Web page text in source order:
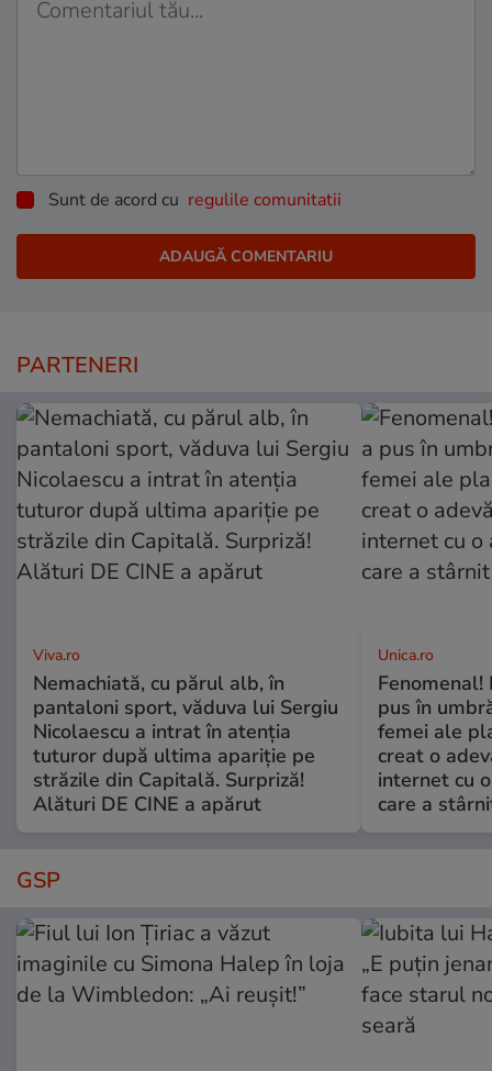
Sunt de acord cu regulile comunitatii
PARTENERI
Viva.ro
Nemachiată, cu părul alb, în
pantaloni sport, văduva lui Sergiu
Nicolaescu a intrat în atenția
tuturor după ultima apariție pe
străzile din Capitală. Surpriză!
Alături DE CINE a apărut
Unica.ro
pus în
femei ale
creat o
internet cu
care a
GSP